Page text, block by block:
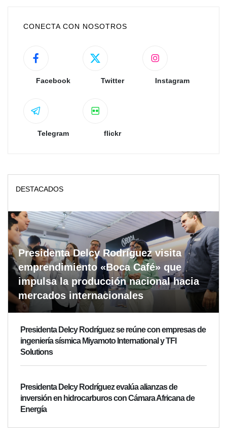
CONECTA CON NOSOTROS
Facebook Twitter Instagram
Telegram flickr
DESTACADOS
Presidenta Delcy Rodríguez visita
emprendimiento «Boca Café» que
impulsa la producción nacional hacia
mercados internacionales
Presidenta Delcy Rodríguez se reúne con empresas de
ingeniería sísmica Miyamoto International y TFI
Solutions
Presidenta Delcy Rodríguez evalúa alianzas de
inversión en hidrocarburos con Cámara Africana de
Energía